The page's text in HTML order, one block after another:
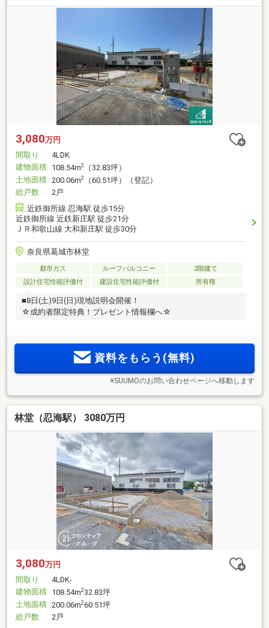
3,080万円
間取り
4LDK
建物面積 108.54m2
（32.83坪）
土地面積 200.06m2
（60.51坪）（登記）
総戸数
2戸
近鉄御所線 忍海駅 徒歩15分
近鉄御所線 近鉄新庄駅 徒歩21分
ＪＲ和歌山線 大和新庄駅 徒歩30分
奈良県葛城市林堂
都市ガス ルーフバルコニー
2階建て
設計住宅性能評価付
建設住宅性能評価付 所有権
■8日(土)9日(日)現地説明会開催！
☆成約者限定特典！プレゼント情報欄へ☆
資料をもらう(無料)
※SUUMOのお問い合わせページへ移動します
林堂（忍海駅） 3080万円
3,080万円
間取り
4LDK-
建物面積 108.54m232.83坪
土地面積 200.06m260.51坪
総戸数
2戸